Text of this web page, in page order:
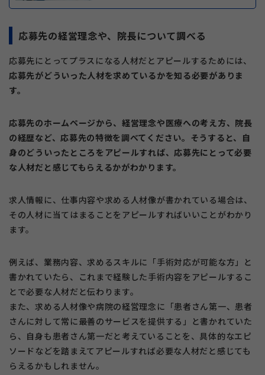
応募先の経営理念や、院長について調べる
応募先にとってプラスになる人材だとアピールするためには、
応募先がどういった人材を求めているかを知る必要がありま
す。
応募先のホームページから、経営理念や医療への考え方、院長
の経歴など、応募先の特徴を調べてください。そうすると、自
身のどういったところをアピールすれば、応募先にとって必要
な人材だと感じてもらえるかがわかります。
求人情報に、仕事内容や求める人材像が書かれている場合は、
その人材に当てはまることをアピールすればいいことがわかり
ます。
例えば、業務内容、求めるスキルに「手術対応が可能な方」と
書かれていたら、これまで経験した手術内容をアピールするこ
とで必要な人材だと伝わります。
また、求める人材像や病院の経営理念に「患者さん第一、患者
さんに対して常に最善のサービスを提供する」と書かれていた
ら、 自身も患者さん第一だと考えていることを、具体的なエピ
ソードなどを踏まえてアピールすれば必要な人材だと感じても
らえるかもしれません。